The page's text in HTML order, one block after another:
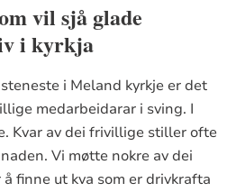
vil sjå glade
i kyrkja
i Meland kyrkje er det
medarbeidarar i sving. I
Kvar av dei frivillige stiller ofte
Vi møtte nokre av dei
finne ut kva som er drivkrafta